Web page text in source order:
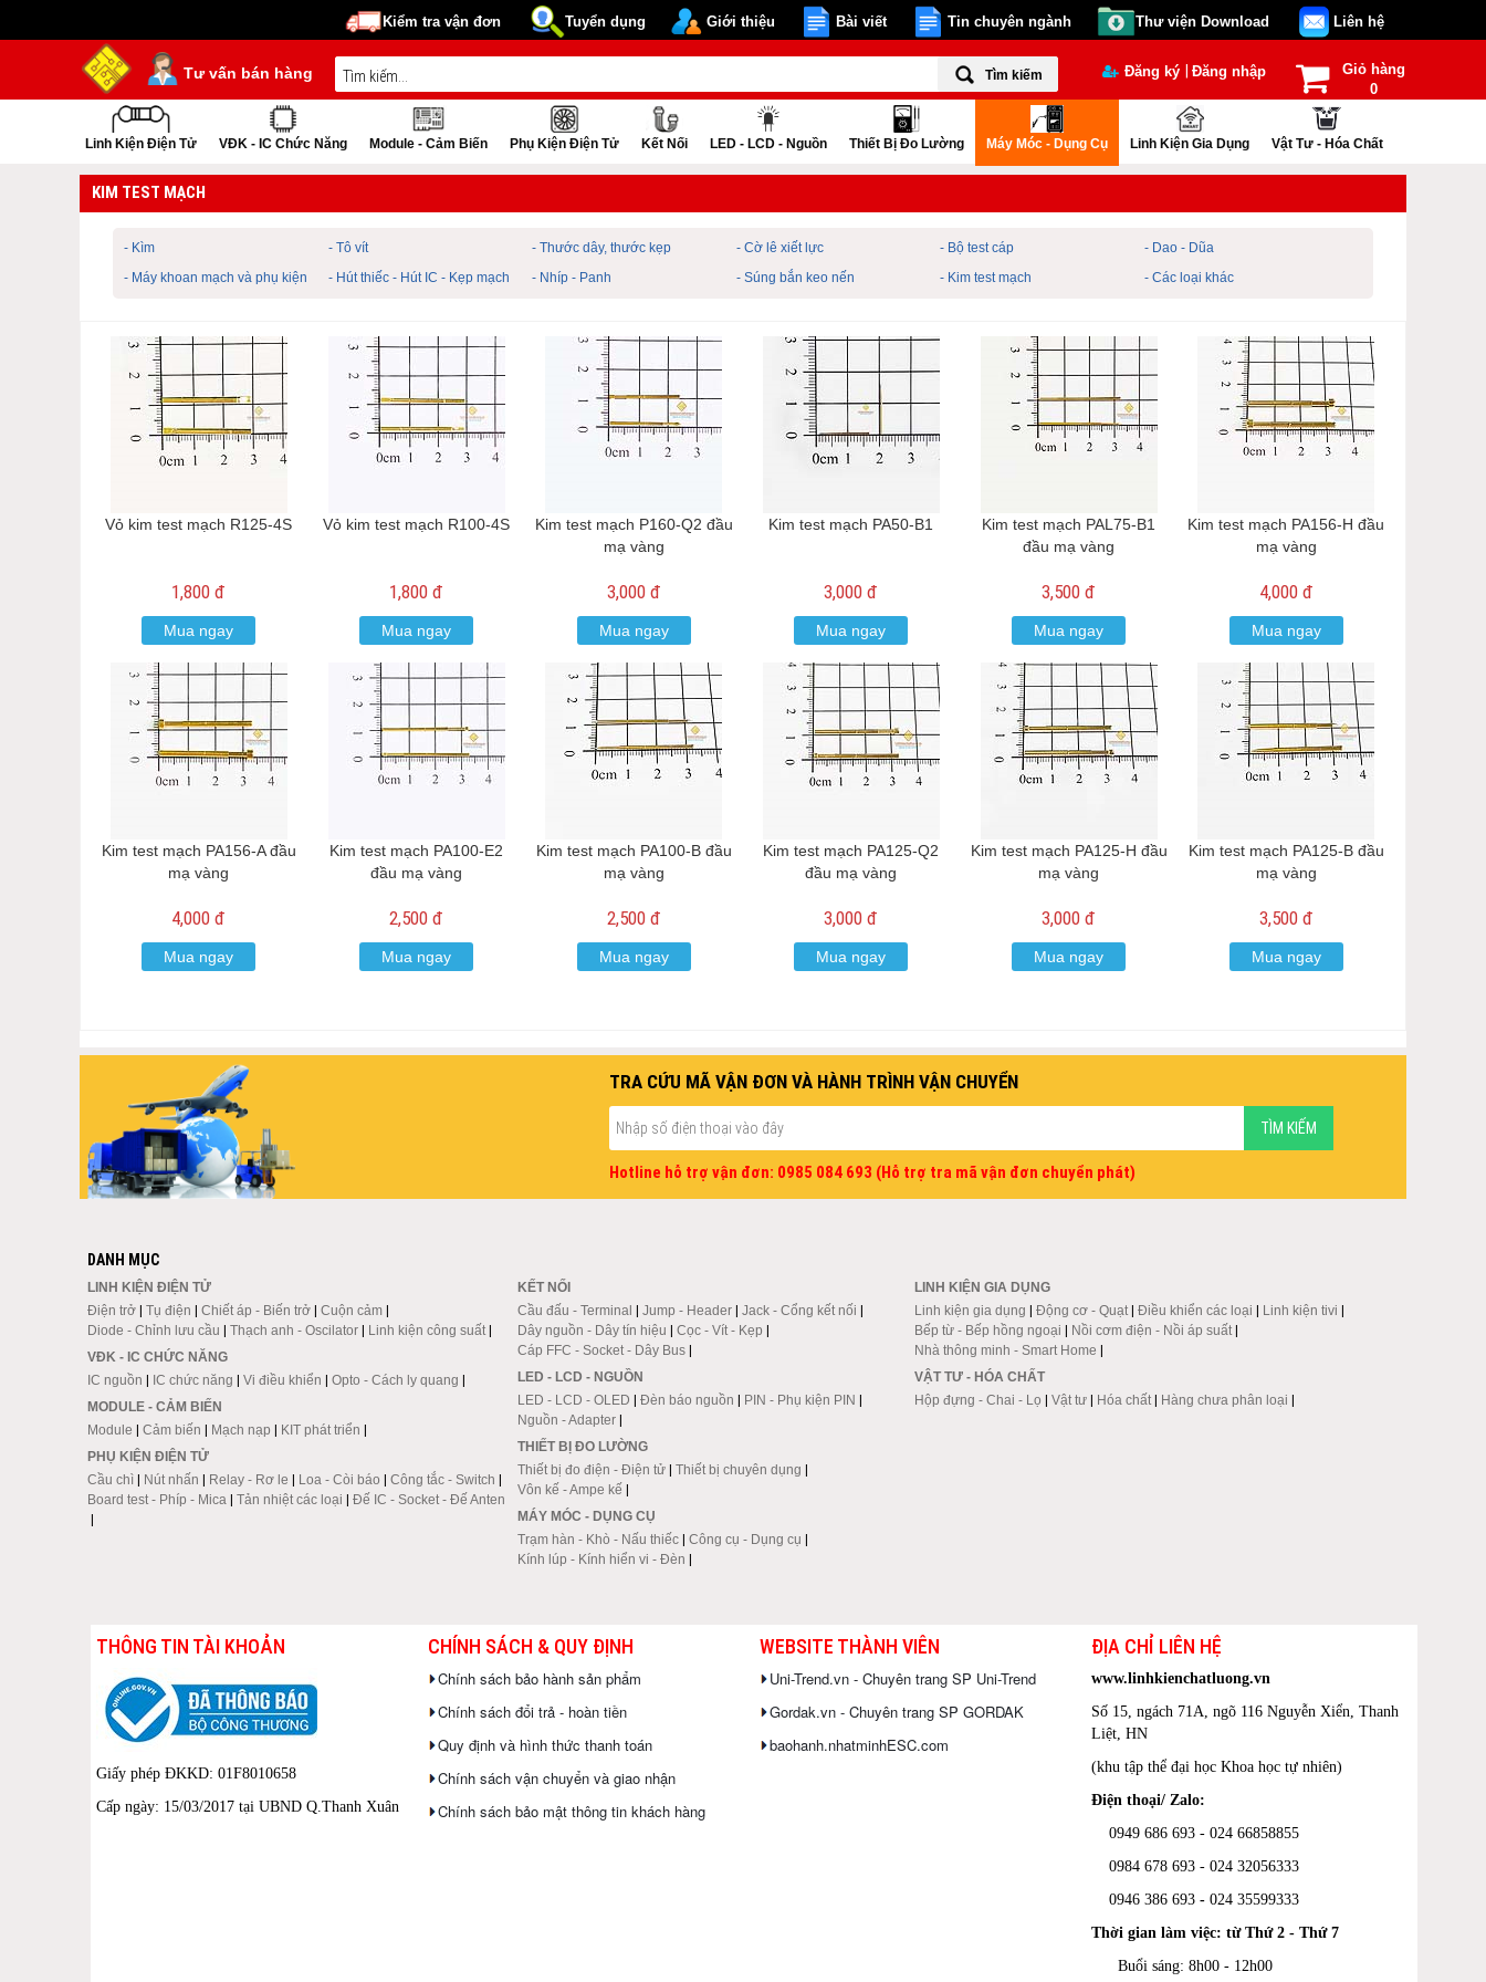
Kiểm tra vận đơn Tuyển dụng Giới thiệu Bài viết Tin chuyên ngành Thư viện Download Liên hệ
Tư vấn bán hàng Tìm kiếm Đăng ký |Đăng nhập
Giỏ hàng
0
Linh Kiện Điện Tử VĐK - IC Chức Năng Module - Cảm Biến Phụ Kiện Điện Tử Kết Nối LED - LCD - Nguồn Thiết Bị Đo Lường Máy Móc - Dụng Cụ Linh Kiện Gia Dụng Vật Tư - Hóa Chất
KIM TEST MẠCH
- Kìm - Tô vít - Thước dây, thước kẹp - Cờ lê xiết lực - Bộ test cáp
- Dao - Dũa
- Máy khoan mạch và phụ kiện
- Hút thiếc - Hút IC - Kẹp mạch - Nhíp - Panh - Súng bắn keo nến - Kim test mạch - Các loại khác
Vỏ kim test mạch R125-4S
1,800 đ
Mua ngay
Vỏ kim test mạch R100-4S
1,800 đ
Mua ngay
Kim test mạch P160-Q2 đầu
mạ vàng
3,000 đ
Mua ngay
Kim test mạch PA50-B1
3,000 đ
Mua ngay
Kim test mạch PAL75-B1
đầu mạ vàng
3,500 đ
Mua ngay
Kim test mạch PA156-H đầu
mạ vàng
4,000 đ
Mua ngay
Kim test mạch PA156-A đầu
mạ vàng
4,000 đ
Mua ngay
Kim test mạch PA100-E2
đầu mạ vàng
2,500 đ
Mua ngay
Kim test mạch PA100-B đầu
mạ vàng
2,500 đ
Mua ngay
Kim test mạch PA125-Q2
đầu mạ vàng
3,000 đ
Mua ngay
Kim test mạch PA125-H đầu
mạ vàng
3,000 đ
Mua ngay
Kim test mạch PA125-B đầu
mạ vàng
3,500 đ
Mua ngay
TRA CỨU MÃ VẬN ĐƠN VÀ HÀNH TRÌNH VẬN CHUYỂN
Hotline hỗ trợ vận đơn: 0985 084 693 (Hỗ trợ tra mã vận đơn chuyển phát)
DANH MỤC
LINH KIỆN ĐIỆN TỬ
Điện trở| Tụ điện | Chiết áp - Biến trở| Cuộn cảm|
Diode - Chỉnh lưu cầu | Thạch anh - Oscilator| Linh kiện công suất|
VĐK - IC CHỨC NĂNG
IC nguồn | IC chức năng | Vi điều khiển | Opto - Cách ly quang |
MODULE - CẢM BIẾN
Module | Cảm biến | Mạch nạp | KIT phát triển |
PHỤ KIỆN ĐIỆN TỬ
Cầu chì| Nút nhấn | Relay - Rơ le | Loa - Còi báo | Công tắc - Switch |
Board test - Phíp - Mica | Tản nhiệt các loại | Đế IC - Socket - Đế Anten
|
KẾT NỐI
Cầu đấu - Terminal | Jump - Header| Jack - Cổng kết nối |
Dây nguồn - Dây tín hiệu | Cọc - Vít - Kẹp |
Cáp FFC - Socket - Dây Bus|
LED - LCD - NGUỒN
LED - LCD - OLED | Đèn báo nguồn | PIN - Phụ kiện PIN |
Nguồn - Adapter|
THIẾT BỊ ĐO LƯỜNG
Thiết bị đo điện - Điện tử| Thiết bị chuyên dụng |
Vôn kế - Ampe kế |
MÁY MÓC - DỤNG CỤ
Trạm hàn - Khò - Nấu thiếc| Công cụ - Dụng cụ |
Kính lúp - Kính hiển vi - Đèn |
LINH KIỆN GIA DỤNG
Linh kiện gia dụng |Động cơ - Quạt |Điều khiển các loại | Linh kiện tivi |
Bếp từ - Bếp hồng ngoại | Nồi cơm điện - Nồi áp suất |
Nhà thông minh - Smart Home |
VẬT TƯ - HÓA CHẤT
Hộp đựng - Chai - Lọ |Vật tư | Hóa chất | Hàng chưa phân loại |
THÔNG TIN TÀI KHOẢN
Giấy phép ĐKKD: 01F8010658
Cấp ngày: 15/03/2017 tại UBND Q.Thanh Xuân
CHÍNH SÁCH & QUY ĐỊNH
Chính sách bảo hành sản phẩm
Chính sách đổi trả - hoàn tiền
Quy định và hình thức thanh toán
Chính sách vận chuyển và giao nhận
Chính sách bảo mật thông tin khách hàng
WEBSITE THÀNH VIÊN
Uni-Trend.vn - Chuyên trang SP Uni-Trend
Gordak.vn - Chuyên trang SP GORDAK
baohanh.nhatminhESC.com
ĐỊA CHỈ LIÊN HỆ
www.linhkienchatluong.vn
Số 15, ngách 71A, ngõ 116 Nguyễn Xiển, Thanh
Liệt, HN
(khu tập thể đại học Khoa học tự nhiên)
Điện thoại/ Zalo:
0949 686 693 - 024 66858855
0984 678 693 - 024 32056333
0946 386 693 - 024 35599333
Thời gian làm việc: từ Thứ 2 - Thứ 7
Buổi sáng: 8h00 - 12h00